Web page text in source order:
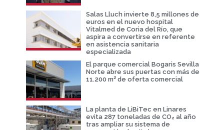
Salas Lluch invierte 8,5 millones de
euros en el nuevo hospital
Vitalmed de Coria del Río, que
aspira a convertirse en referente
en asistencia sanitaria
especializada
El parque comercial Bogaris Sevilla
Norte abre sus puertas con más de
11.200 m² de oferta comercial
La planta de LiBiTec en Linares
evita 287 toneladas de CO₂ al año
tras ampliar su sistema de